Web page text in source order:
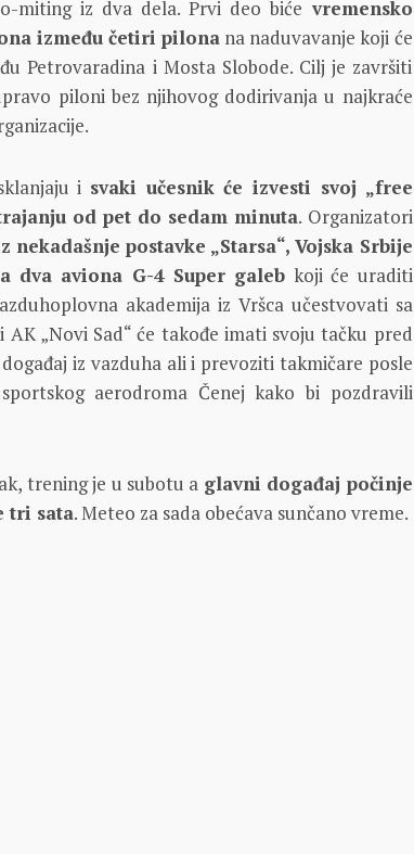
miting iz dva dela. Prvi deo biće vremensko
između četiri pilona na naduvavanje koji će
Petrovaradina i Mosta Slobode. Cilj je završiti
piloni bez njihovog dodirivanja u najkraće
i svaki učesnik će izvesti svoj „free
od pet do sedam minuta. Organizatori
nekadašnje postavke „Starsa“, Vojska Srbije
dva aviona G-4 Super galeb koji će uraditi
akademija iz Vršca učestvovati sa
AK „Novi Sad“ će takođe imati svoju tačku pred
iz vazduha ali i prevoziti takmičare posle
aerodroma Čenej kako bi pozdravili
trening je u subotu a glavni događaj počinje
tri sata. Meteo za sada obećava sunčano vreme.